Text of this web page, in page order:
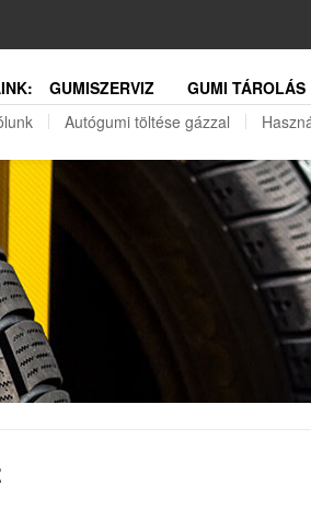
GUMISZERVIZ GUMI TÁROLÁS
Autógumi töltése gázzal